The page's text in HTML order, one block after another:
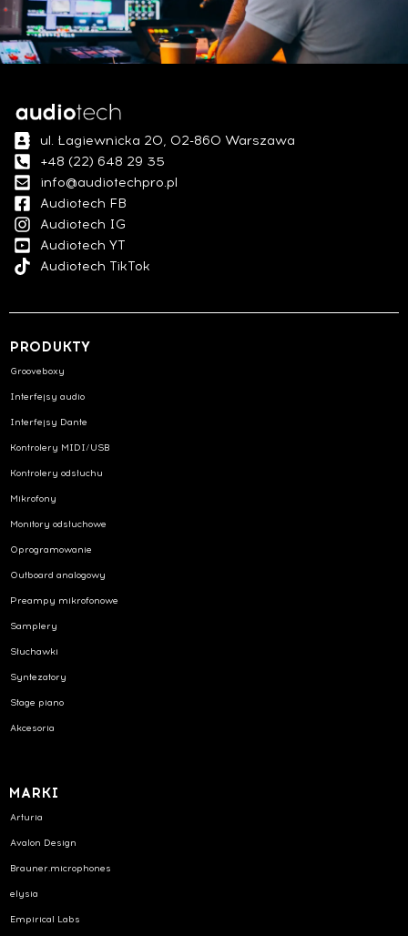
ul. Łagiewnicka 20, 02-860 Warszawa
+48 (22) 648 29 35
info@audiotechpro.pl
Audiotech FB
Audiotech IG
Audiotech YT
Audiotech TikTok
PRODUKTY
Grooveboxy
Interfejsy audio
Interfejsy Dante
Kontrolery MIDI/USB
Kontrolery odsłuchu
Mikrofony
Monitory odsłuchowe
Oprogramowanie
Outboard analogowy
Preampy mikrofonowe
Samplery
Słuchawki
Syntezatory
Stage piano
Akcesoria
MARKI
Arturia
Avalon Design
Brauner.microphones
elysia
Empirical Labs